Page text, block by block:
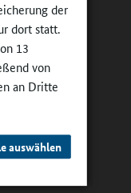
der
dort statt.
13
von
an Dritte
auswählen